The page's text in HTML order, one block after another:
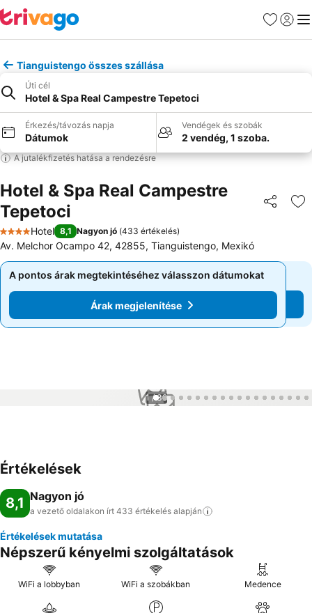
Kedvencek
Tianguistengo összes szállása
Úti cél
Hotel & Spa Real Campestre Tepetoci
Érkezés/távozás napja
Dátumok
Vendégek és szobák
2 vendég, 1 szoba.
A jutalékfizetés hatása a rendezésre
Hotel & Spa Real Campestre
Tepetoci
4 Kategória
Hotel 8,1 Nagyon jó (433 értékelés)
Av. Melchor Ocampo 42, 42855, Tianguistengo, Mexikó
A pontos árak megtekintéséhez válasszon dátumokat
Árak megjelenítése
A pontos árak megtekintéséhez válasszon dátumokat
Árak megjelenítése
1 / 39
Értékelések
8,1 Nagyon jó
a vezető oldalakon írt 433 értékelés alapján
Értékelések mutatása
Népszerű kényelmi szolgáltatások
WiFi a lobbyban WiFi a szobákban Medence